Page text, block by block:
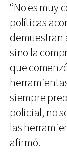
“No es muy
políticas
demuestran
sino la
que
siempre
policial, no
las
afirmó.